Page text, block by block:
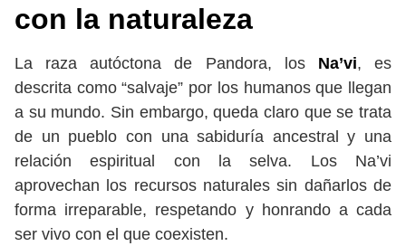
con la naturaleza
La raza autóctona de Pandora, los Na’vi, es
descrita como “salvaje” por los humanos que llegan
a su mundo. Sin embargo, queda claro que se trata
de un pueblo con una sabiduría ancestral y una
relación espiritual con la selva. Los Na’vi
aprovechan los recursos naturales sin dañarlos de
forma irreparable, respetando y honrando a cada
ser vivo con el que coexisten.